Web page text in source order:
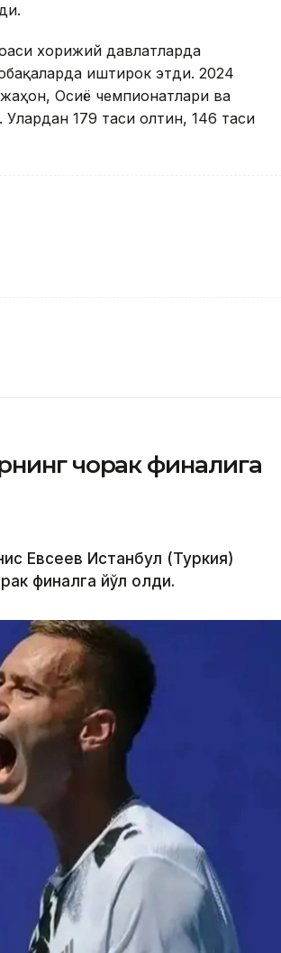
хорижий давлатларда
иштирок этди. 2024
Осиё чемпионатлари ва
179 таси олтин, 146 таси
чорак финалига
Евсеев Истанбул (Туркия)
финалга йўл олди.